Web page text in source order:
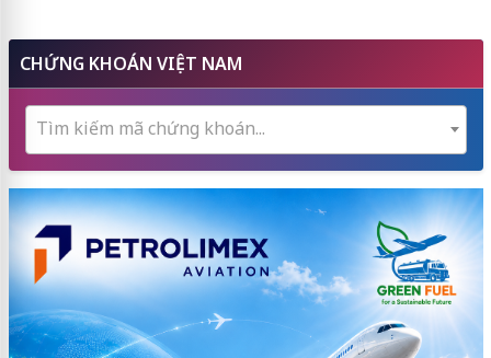
CHỨNG KHOÁN VIỆT NAM
Tìm kiếm mã chứng khoán...